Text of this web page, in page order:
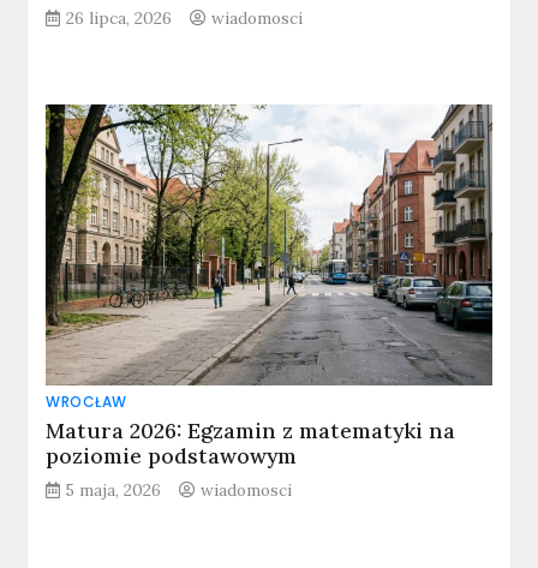
26 lipca, 2026 wiadomosci
WROCŁAW
Matura 2026: Egzamin z matematyki na
poziomie podstawowym
5 maja, 2026 wiadomosci